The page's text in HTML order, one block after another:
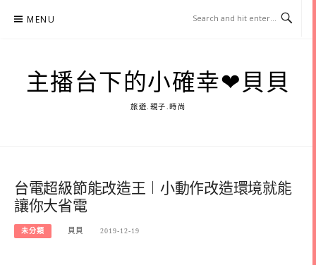
MENU
主播台下的小確幸❤貝貝
旅遊.親子.時尚
台電超級節能改造王︱小動作改造環境就能
讓你大省電
未分類 貝貝 2019-12-19